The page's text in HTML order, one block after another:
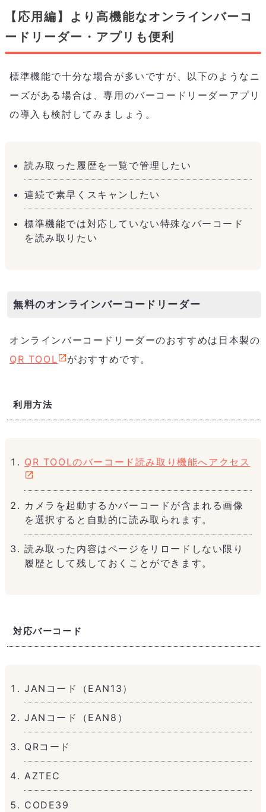
【応用編】より高機能なオンラインバーコ
ードリーダー・アプリも便利
標準機能で十分な場合が多いですが、以下のようなニ
ーズがある場合は、専用のバーコードリーダーアプリ
の導入も検討してみましょう。
読み取った履歴を一覧で管理したい
連続で素早くスキャンしたい
標準機能では対応していない特殊なバーコード
を読み取りたい
無料のオンラインバーコードリーダー
オンラインバーコードリーダーのおすすめは日本製の
QR TOOL
がおすすめです。
利用方法
QR TOOLのバーコード読み取り機能へアクセス
カメラを起動するかバーコードが含まれる画像
を選択すると自動的に読み取られます。
読み取った内容はページをリロードしない限り
履歴として残しておくことができます。
対応バーコード
JANコード（EAN13）
JANコード（EAN8）
QRコード
AZTEC
CODE39